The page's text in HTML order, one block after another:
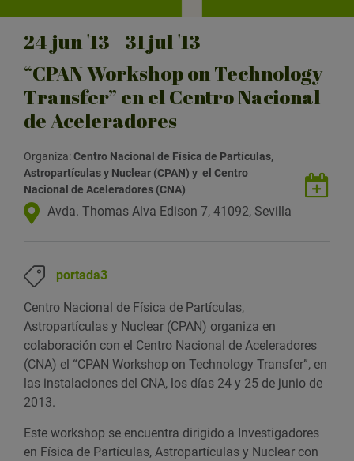
24jun'13 - 31jul'13
“CPAN Workshop on Technology
Transfer” en el Centro Nacional
de Aceleradores
Organiza:Centro Nacional de Física de Partículas,
Astropartículas y Nuclear (CPAN) y el Centro
Nacional de Aceleradores (CNA)
U
c
a
c
i
ó
n
Avda. Thomas Alva Edison 7, 41092, Sevilla
portada3
Centro Nacional de Física de Partículas,
Astropartículas y Nuclear (CPAN) organiza en
colaboración con el Centro Nacional de Aceleradores
(CNA) el “CPAN Workshop on Technology Transfer”, en
las instalaciones del CNA, los días 24 y 25 de junio de
2013.
Este workshop se encuentra dirigido a Investigadores
en Física de Partículas, Astropartículas y Nuclear con